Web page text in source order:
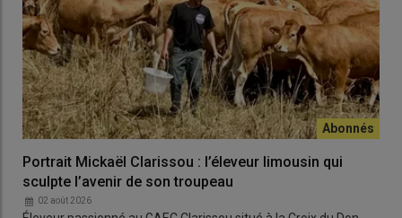
Portrait Mickaël Clarissou : l’éleveur limousin qui
sculpte l’avenir de son troupeau
02 août 2026